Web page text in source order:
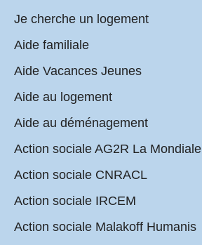
Je cherche un logement
Aide familiale
Aide Vacances Jeunes
Aide au logement
Aide au déménagement
Action sociale AG2R La Mondiale
Action sociale CNRACL
Action sociale IRCEM
Action sociale Malakoff Humanis